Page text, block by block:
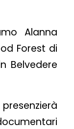
Alanna
Forest di
Belvedere